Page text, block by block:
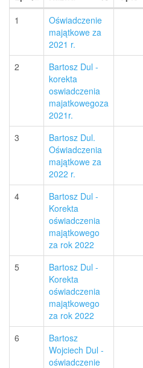
1
Oświadczenie
majątkowe za
2021 r.
2
Bartosz Dul -
korekta
oswiadczenia
majatkowegoza
2021r.
3
Bartosz Dul.
Oświadczenia
majątkowe za
2022 r.
4
Bartosz Dul -
Korekta
oświadczenia
majątkowego
za rok 2022
5
Bartosz Dul -
Korekta
oświadczenia
majątkowego
za rok 2022
6
Bartosz
Wojciech Dul -
oświadczenie